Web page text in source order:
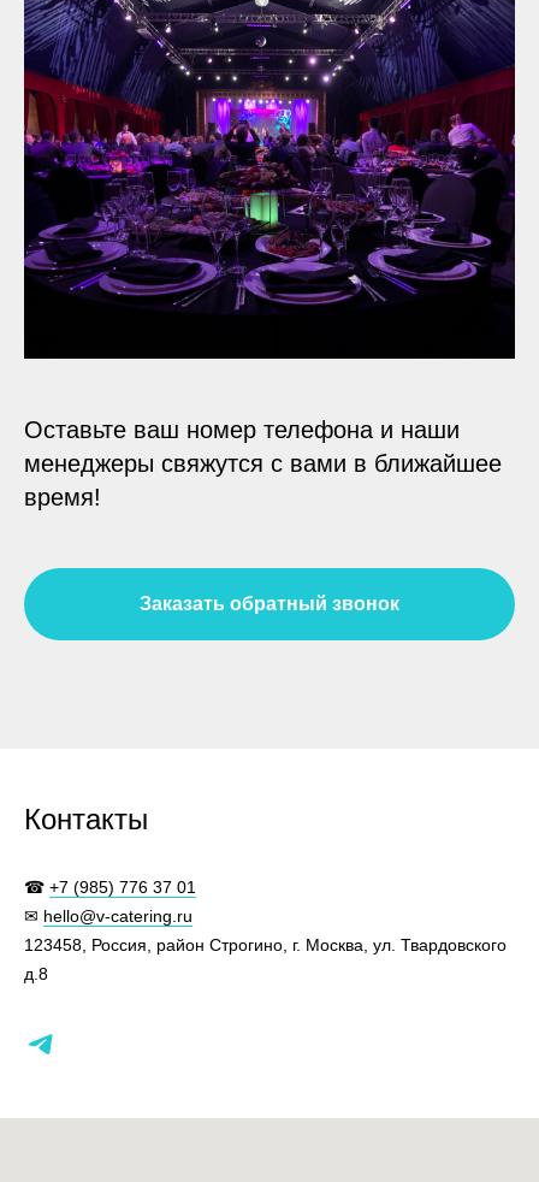
Оставьте ваш номер телефона и наши
менеджеры свяжутся с вами в ближайшее
время!
Заказать обратный звонок
Контакты
☎ +7 (985) 776 37 01
✉ hello@v-catering.ru
123458, Россия, район Строгино, г. Москва, ул. Твардовского
д.8